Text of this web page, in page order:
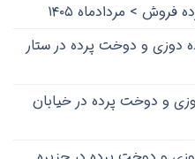
> مردادماه ۱۴۰۵
دوزی و دوخت پرده در ستار
و دوخت پرده در خیابان